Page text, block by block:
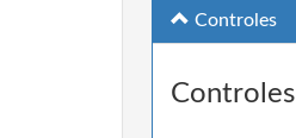
Controles
Controles